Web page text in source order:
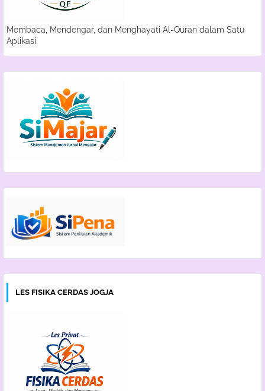
Membaca, Mendengar, dan Menghayati Al-Quran dalam Satu
Aplikasi
LES FISIKA CERDAS JOGJA